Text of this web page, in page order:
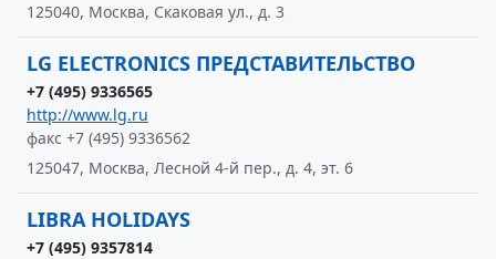
125040, Москва, Скаковая ул., д. 3
LG ELECTRONICS ПРЕДСТАВИТЕЛЬСТВО
+7 (495) 9336565
http://www.lg.ru
факс +7 (495) 9336562
125047, Москва, Лесной 4-й пер., д. 4, эт. 6
LIBRA HOLIDAYS
+7 (495) 9357814